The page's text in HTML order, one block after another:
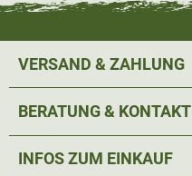
VERSAND & ZAHLUNG
BERATUNG & KONTAKT
INFOS ZUM EINKAUF